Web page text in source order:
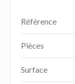
Référence
Pièces
Surface